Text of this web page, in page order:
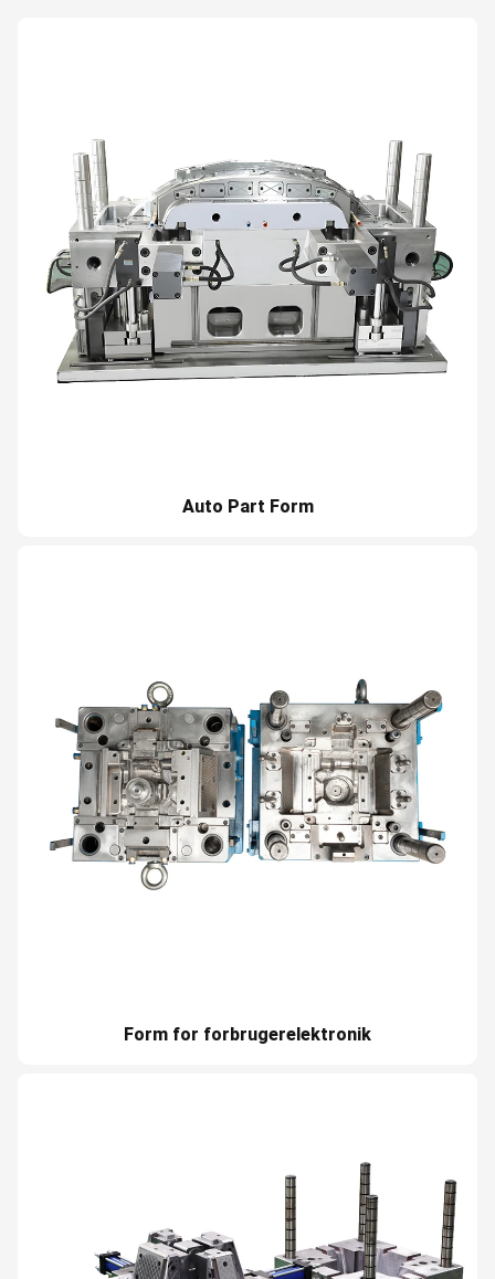
Auto Part Form
Form for forbrugerelektronik